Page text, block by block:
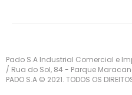
Pado S.A Industrial Comercial e
/ Rua do Sol, 84 - Parque
PADO S.A © 2021. TODOS OS